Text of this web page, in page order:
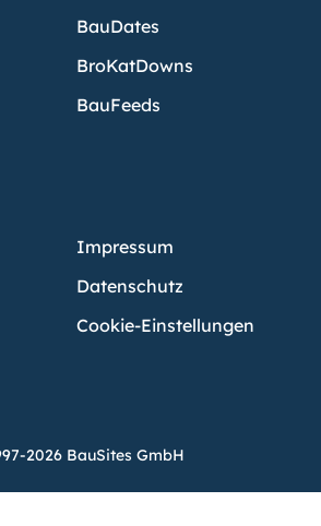
BauDates
BroKatDowns
BauFeeds
Impressum
Datenschutz
Cookie-Einstellungen
2026 BauSites GmbH